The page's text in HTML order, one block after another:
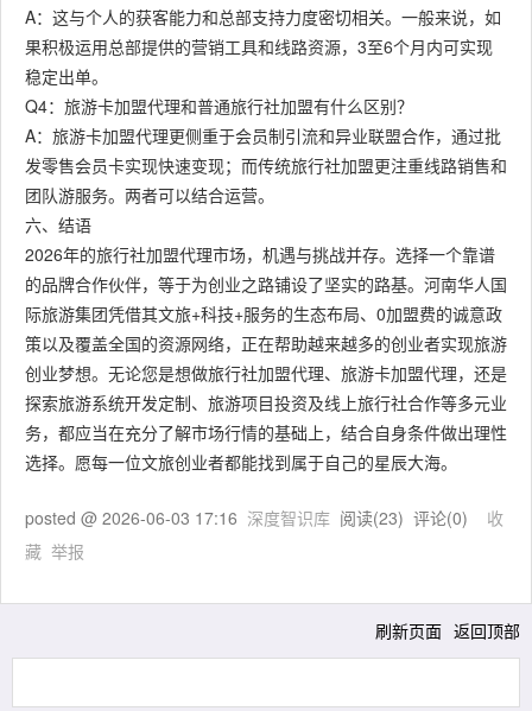
A：这与个人的获客能力和总部支持力度密切相关。一般来说，如
果积极运用总部提供的营销工具和线路资源，3至6个月内可实现
稳定出单。
Q4：旅游卡加盟代理和普通旅行社加盟有什么区别？
A：旅游卡加盟代理更侧重于会员制引流和异业联盟合作，通过批
发零售会员卡实现快速变现；而传统旅行社加盟更注重线路销售和
团队游服务。两者可以结合运营。
六、结语
2026年的旅行社加盟代理市场，机遇与挑战并存。选择一个靠谱
的品牌合作伙伴，等于为创业之路铺设了坚实的路基。河南华人国
际旅游集团凭借其文旅+科技+服务的生态布局、0加盟费的诚意政
策以及覆盖全国的资源网络，正在帮助越来越多的创业者实现旅游
创业梦想。无论您是想做旅行社加盟代理、旅游卡加盟代理，还是
探索旅游系统开发定制、旅游项目投资及线上旅行社合作等多元业
务，都应当在充分了解市场行情的基础上，结合自身条件做出理性
选择。愿每一位文旅创业者都能找到属于自己的星辰大海。
posted @ 2026-06-03 17:16 深度智识库 阅读(23) 评论(0) 收
藏 举报
刷新页面 返回顶部